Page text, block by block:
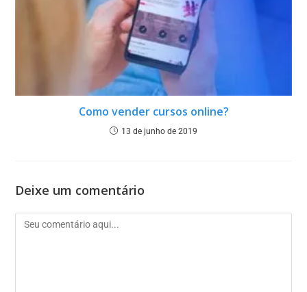
Como vender cursos online?
13 de junho de 2019
Deixe um comentário